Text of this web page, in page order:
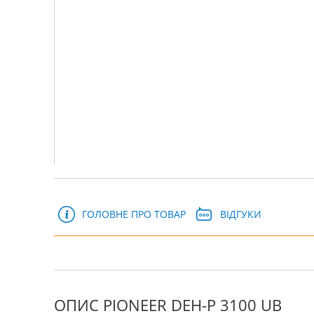
ГОЛОВНЕ ПРО ТОВАР ВІДГУКИ
ОПИС PIONEER DEH-P 3100 UB